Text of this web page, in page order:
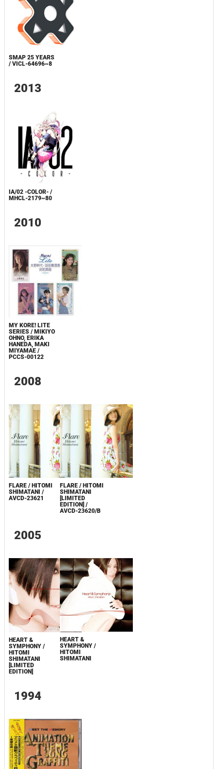
SMAP 25 YEARS
/ VICL-64696~8
2013
IA/02 -COLOR- /
MHCL-2179~80
2010
MY KORE! LITE
SERIES / MIKIYO
OHNO, ERIKA
HANEDA, MAKI
MIYAMAE /
PCCS-00122
2008
FLARE / HITOMI
SHIMATANI /
AVCD-23621
FLARE / HITOMI
SHIMATANI
[LIMITED
EDITION] /
AVCD-23620/B
2005
HEART &
SYMPHONY /
HITOMI
SHIMATANI
[LIMITED
EDITION]
HEART &
SYMPHONY /
HITOMI
SHIMATANI
1994